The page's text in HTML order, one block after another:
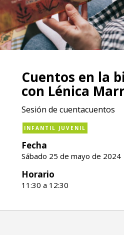
Cuentos en la
con Lénica
Sesión de cuentacuentos
INFANTIL JUVENIL
Fecha
Sábado 25 de mayo de 2024
Horario
11:30 a 12:30